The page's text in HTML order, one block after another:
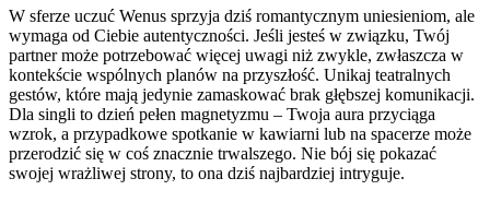
W sferze uczuć Wenus sprzyja dziś romantycznym uniesieniom, ale
wymaga od Ciebie autentyczności. Jeśli jesteś w związku, Twój
partner może potrzebować więcej uwagi niż zwykle, zwłaszcza w
kontekście wspólnych planów na przyszłość. Unikaj teatralnych
gestów, które mają jedynie zamaskować brak głębszej komunikacji.
Dla singli to dzień pełen magnetyzmu – Twoja aura przyciąga
wzrok, a przypadkowe spotkanie w kawiarni lub na spacerze może
przerodzić się w coś znacznie trwalszego. Nie bój się pokazać
swojej wrażliwej strony, to ona dziś najbardziej intryguje.